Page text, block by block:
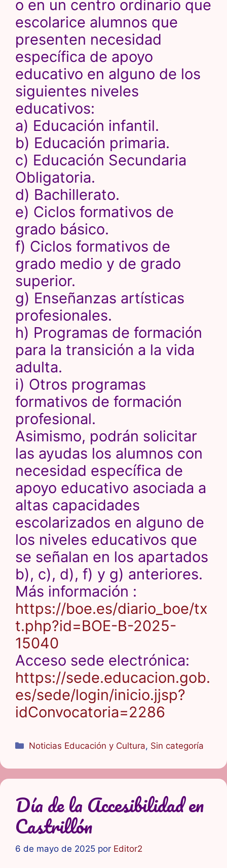
o en un centro ordinario que
escolarice alumnos que
presenten necesidad
específica de apoyo
educativo en alguno de los
siguientes niveles
educativos:
a) Educación infantil.
b) Educación primaria.
c) Educación Secundaria
Obligatoria.
d) Bachillerato.
e) Ciclos formativos de
grado básico.
f) Ciclos formativos de
grado medio y de grado
superior.
g) Enseñanzas artísticas
profesionales.
h) Programas de formación
para la transición a la vida
adulta.
i) Otros programas
formativos de formación
profesional.
Asimismo, podrán solicitar
las ayudas los alumnos con
necesidad específica de
apoyo educativo asociada a
altas capacidades
escolarizados en alguno de
los niveles educativos que
se señalan en los apartados
b), c), d), f) y g) anteriores.
Más información :
https://boe.es/diario_boe/tx
t.php?id=BOE-B-2025-
15040
Acceso sede electrónica:
https://sede.educacion.gob.
es/sede/login/inicio.jjsp?
idConvocatoria=2286
Categorías
Noticias Educación y Cultura, Sin categoría
Día de la Accesibilidad en
Castrillón
6 de mayo de 2025 por Editor2